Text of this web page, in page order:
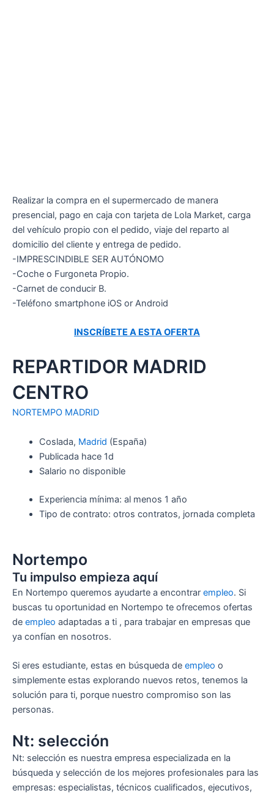
Realizar la compra en el supermercado de manera
presencial, pago en caja con tarjeta de Lola Market, carga
del vehículo propio con el pedido, viaje del reparto al
domicilio del cliente y entrega de pedido.
-IMPRESCINDIBLE SER AUTÓNOMO
-Coche o Furgoneta Propio.
-Carnet de conducir B.
-Teléfono smartphone iOS or Android
INSCRÍBETE A ESTA OFERTA
REPARTIDOR MADRID
CENTRO
NORTEMPO MADRID
Coslada, Madrid (España)
Publicada hace 1d
Salario no disponible
Experiencia mínima: al menos 1 año
Tipo de contrato: otros contratos, jornada completa
Nortempo
Tu impulso empieza aquí
En Nortempo queremos ayudarte a encontrar empleo. Si
buscas tu oportunidad en Nortempo te ofrecemos ofertas
de empleo adaptadas a ti , para trabajar en empresas que
ya confían en nosotros.
Si eres estudiante, estas en búsqueda de empleo o
simplemente estas explorando nuevos retos, tenemos la
solución para ti, porque nuestro compromiso son las
personas.
Nt: selección
Nt: selección es nuestra empresa especializada en la
búsqueda y selección de los mejores profesionales para las
empresas: especialistas, técnicos cualificados, ejecutivos,